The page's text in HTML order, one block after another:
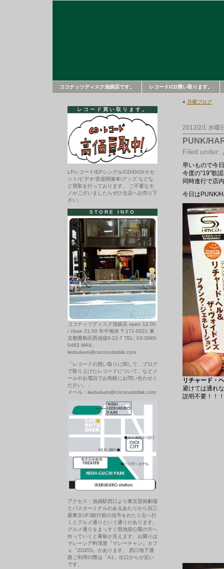
ココナッツディスク池袋店です。 レコード/CD買い取ります。
« 月曜ブログ
2012/2/1 水曜
PUNK/
Filed under:
早いもので今
今度の”19″歌
同時進行で店
今日はPUNK/
リチャード・
避けては通れ
説明不要！！
レコード買い取ります。
LPレコード/EPシングル/CD/DVD/カセ
ット/ビデオ/音楽関連本/グッズ などな
ど買取を行っております。 ご不要なモ
ノがございましたらぜひ当店へお売り下
さい。
STORE INFO
ココナッツディスク池袋店 open 12:00
/ close 21:00 年中無休 〒171-0021 東
京都豊島区西池袋3-22-7 TEL: 03-3985-
0463 MAIL:
ikebukuro@coconutsdisk.com
「レコードの買い取りに関して、ブログ
で取り上げたレコードについて、などメ
ールやお電話でお気軽にお問い合わせく
ださい。」
メール：ikebukuro@coconutsdisk.com
アクセス：池袋駅西口より東京芸術劇場
とバスターミナルのあるあたりから旧三
菱東京UFJ銀行前の信号をわたり左へ行
くとグルメ通りという通りがあります。
グルメ通りをまっすぐ西池袋公園の方へ
向っていくと看板が見えます。お隣りは
マレーシア料理屋『マレーチャン』カフ
ェ『ZOZOi』があります。 西口地下通
路ご利用の際は「A1」出口からが近い
です。